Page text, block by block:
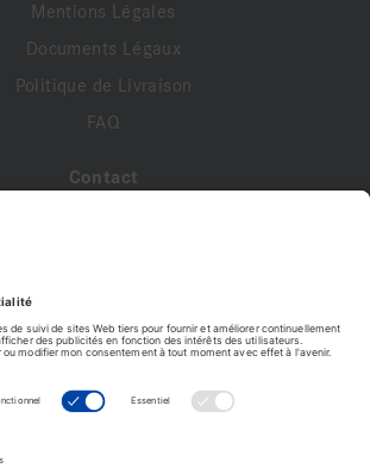
Mentions Légales
Documents Légaux
Politique de Livraison
FAQ
Contact
Profil de compte
Commandes